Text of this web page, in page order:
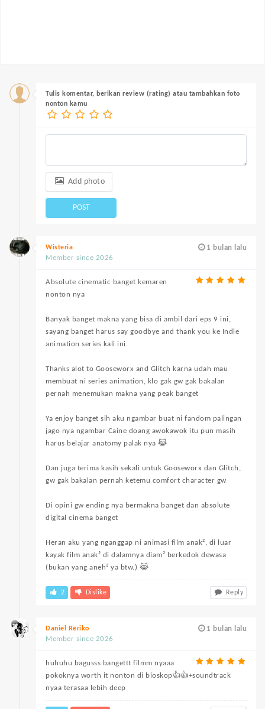
Tulis komentar, berikan review (rating) atau tambahkan foto
nonton kamu
Add photo
POST
1 bulan lalu
Wisteria
Member since 2026
Absolute cinematic banget kemaren
nonton nya
Banyak banget makna yang bisa di ambil dari eps 9 ini,
sayang banget harus say goodbye and thank you ke Indie
animation series kali ini
Thanks alot to Gooseworx and Glitch karna udah mau
membuat ni series animation, klo gak gw gak bakalan
pernah menemukan makna yang peak banget
Ya enjoy banget sih aku ngambar buat ni fandom palingan
jago nya ngambar Caine doang awokawok itu pun masih
harus belajar anatomy palak nya 😹
Dan juga terima kasih sekali untuk Gooseworx dan Glitch,
gw gak bakalan pernah ketemu comfort character gw
Di opini gw ending nya bermakna banget dan absolute
digital cinema banget
Heran aku yang nganggap ni animasi film anak², di luar
kayak film anak² di dalamnya diam² berkedok dewasa
(bukan yang aneh² ya btw.) 😹
2 Dislike Reply
1 bulan lalu
Daniel Reriko
Member since 2026
huhuhu bagusss bangettt filmm nyaaa
pokoknya worth it nonton di bioskop👍👍+soundtrack
nyaa terasaa lebih deep